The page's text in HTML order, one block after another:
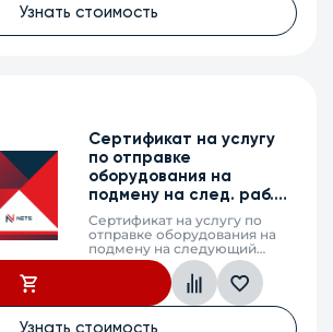
Узнать стоимость
Сертификат на услугу
по отправке
оборудования на
подмену на след. раб.
день, WEP-1L, 2г.
Сертификат на услугу по
отправке оборудования на
подмену на следующий
рабочий день (next business
day shipping) в случае выхода
из строя оборудования,
WEP-1L, 2 календарных года
Узнать стоимость